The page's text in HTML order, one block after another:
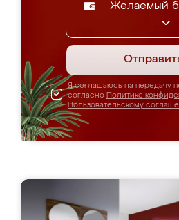
Желаемый
Я соглашаюсь на передачу
согласно Политике
Пользовательскому